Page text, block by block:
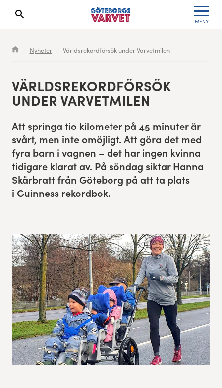
MENY
Sökresultaten dyker upp här
Nyheter Världsrekordförsök under Varvetmilen
VÄRLD­SREKO­RD­FÖRSÖK
UNDER VARVETMILEN
Att springa tio kilo­me­ter på 45 minut­er är
svårt, men inte omöjligt. Att göra det med
fyra barn i vagnen – det har ingen kvin­na
tidi­gare klarat av. På söndag sik­tar Han­na
Skår­bratt från Göte­borg på att ta plats
i Guin­ness rekordbok.
Seedningsregler
Göteborgsvarvet Expo
Löparinspiration och träning
Spring för välgörenhet
Res, bo, upplev
Hållbarhet
Göteborgsvarvets historia
Funktionär/Volontär
Cityvarvet
Lilla Varvet
Varvetmilen
Leverantörer
Partnerportal
Anmälan